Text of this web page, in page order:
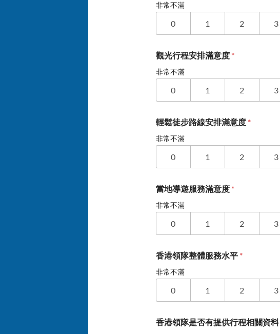
非常不滿
0 1 2 3
觀光行程安排滿意度 *
非常不滿
0 1 2 3
輕鬆徒步路線安排滿意度 *
非常不滿
0 1 2 3
當地導遊服務滿意度 *
非常不滿
0 1 2 3
香港領隊整體服務水平 *
非常不滿
0 1 2 3
香港領隊是否有提供行程相關資料